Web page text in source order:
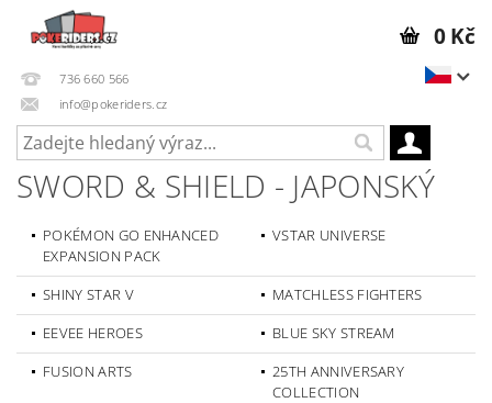
736 660 566
info@pokeriders.cz
0 Kč
SWORD & SHIELD - JAPONSKÝ
POKÉMON GO ENHANCED
EXPANSION PACK
VSTAR UNIVERSE
SHINY STAR V
MATCHLESS FIGHTERS
EEVEE HEROES
BLUE SKY STREAM
FUSION ARTS
25TH ANNIVERSARY
COLLECTION